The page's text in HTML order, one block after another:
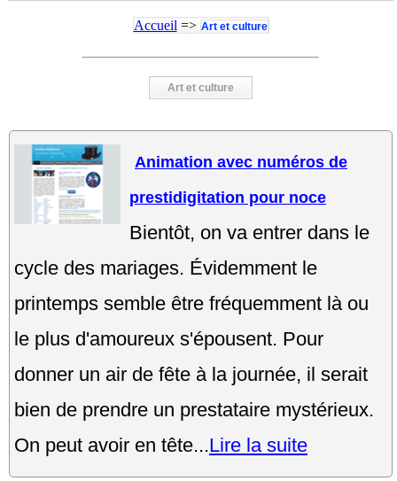
Accueil => Art et culture
Art et culture
Animation avec numéros de
prestidigitation pour noce
Bientôt, on va entrer dans le
cycle des mariages. Évidemment le
printemps semble être fréquemment là ou
le plus d'amoureux s'épousent. Pour
donner un air de fête à la journée, il serait
bien de prendre un prestataire mystérieux.
On peut avoir en tête...Lire la suite